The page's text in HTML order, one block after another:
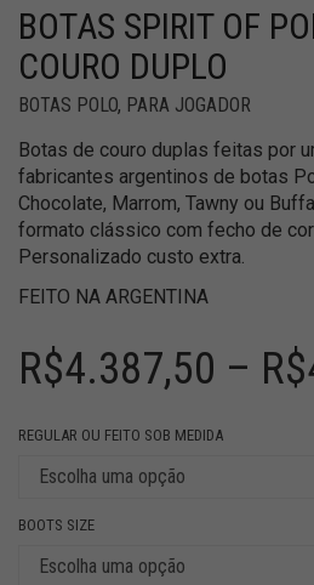
BOTAS SPIRIT OF
COURO DUPLO
BOTAS POLO, PARA JOGADOR
Botas de couro duplas feitas por
fabricantes argentinos de botas
Chocolate, Marrom, Tawny ou
formato clássico com fecho de
Personalizado custo extra.
FEITO NA ARGENTINA
R$4.387,50 – R$
REGULAR OU FEITO SOB MEDIDA
BOOTS SIZE